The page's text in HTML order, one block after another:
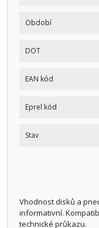
Období
DOT
EAN kód
Eprel kód
Stav
Vhodnost disků a
informativní.
technické průkazu.